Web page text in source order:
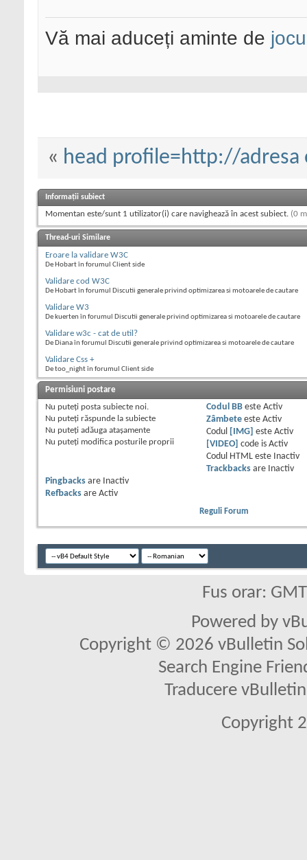
Vă mai aduceți aminte de
« head profile=http://adresa
Informații subiect
Momentan este/sunt 1 utilizator(i) care navighează în acest subiect. (0
Thread-uri Similare
Eroare la validare W3C
De Hobart în forumul Client side
Validare cod W3C
De Hobart în forumul Discutii generale privind optimizarea si motoarele de cautare
Validare W3
De kuerten în forumul Discutii generale privind optimizarea si motoarele de cautare
Validare w3c - cat de util?
De Diana în forumul Discutii generale privind optimizarea si motoarele de cautare
Validare Css +
De too_night în forumul Client side
Permisiuni postare
Nu puteţi posta subiecte noi.
Nu puteţi răspunde la subiecte
Nu puteţi adăuga ataşamente
Nu puteţi modifica posturile proprii
Codul BBeste Activ
Zâmbeteeste Activ
Codul
[IMG] este Activ
[VIDEO] code is Activ
Codul HTML este
Inactiv
Trackbacksare
Inactiv
Pingbacks are
Inactiv
Refbacks are Activ
Reguli Forum
Fus orar:
Powered by
Copyright © 2026 vBulletin
Search Engine
Traducere
Copyright